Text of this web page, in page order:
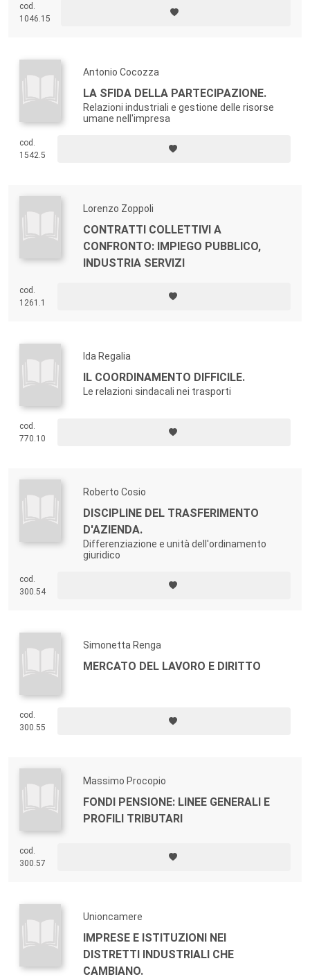
cod.
1046.15
Antonio Cocozza
LA SFIDA DELLA PARTECIPAZIONE.
Relazioni industriali e gestione delle risorse
umane nell'impresa
cod.
1542.5
Lorenzo Zoppoli
CONTRATTI COLLETTIVI A
CONFRONTO: IMPIEGO PUBBLICO,
INDUSTRIA SERVIZI
cod.
1261.1
Ida Regalia
IL COORDINAMENTO DIFFICILE.
Le relazioni sindacali nei trasporti
cod.
770.10
Roberto Cosio
DISCIPLINE DEL TRASFERIMENTO
D'AZIENDA.
Differenziazione e unità dell'ordinamento
giuridico
cod.
300.54
Simonetta Renga
MERCATO DEL LAVORO E DIRITTO
cod.
300.55
Massimo Procopio
FONDI PENSIONE: LINEE GENERALI E
PROFILI TRIBUTARI
cod.
300.57
Unioncamere
IMPRESE E ISTITUZIONI NEI
DISTRETTI INDUSTRIALI CHE
CAMBIANO.